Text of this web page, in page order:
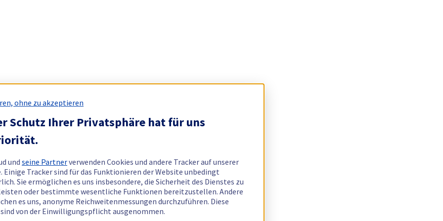
ohne zu akzeptieren
Schutz Ihrer Privatsphäre hat für uns
und seine Partnerverwenden Cookies und andere Tracker auf unserer
Einige Tracker sind für das Funktionieren der Website unbedingt
Sie ermöglichen es uns insbesondere, die Sicherheit des Dienstes zu
oder bestimmte wesentliche Funktionen bereitzustellen. Andere
es uns, anonyme Reichweitenmessungen durchzuführen. Diese
von der Einwilligungspflicht ausgenommen.